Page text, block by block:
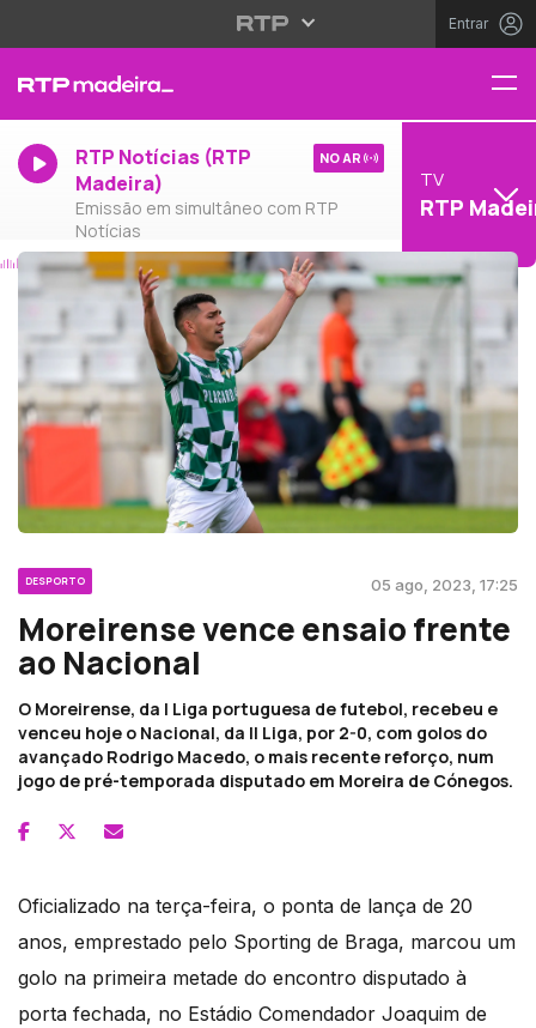
Entrar
RTP Notícias (RTP
Madeira)
Emissão em simultâneo com RTP
Notícias
NO AR
TV
RTP
DESPORTO 05 ago, 2023, 17:25
Moreirense vence ensaio frente
ao Nacional
O Moreirense, da I Liga portuguesa de futebol, recebeu e
venceu hoje o Nacional, da II Liga, por 2-0, com golos do
avançado Rodrigo Macedo, o mais recente reforço, num
jogo de pré-temporada disputado em Moreira de Cónegos.
Oficializado na terça-feira, o ponta de lança de 20
anos, emprestado pelo Sporting de Braga, marcou um
golo na primeira metade do encontro disputado à
porta fechada, no Estádio Comendador Joaquim de